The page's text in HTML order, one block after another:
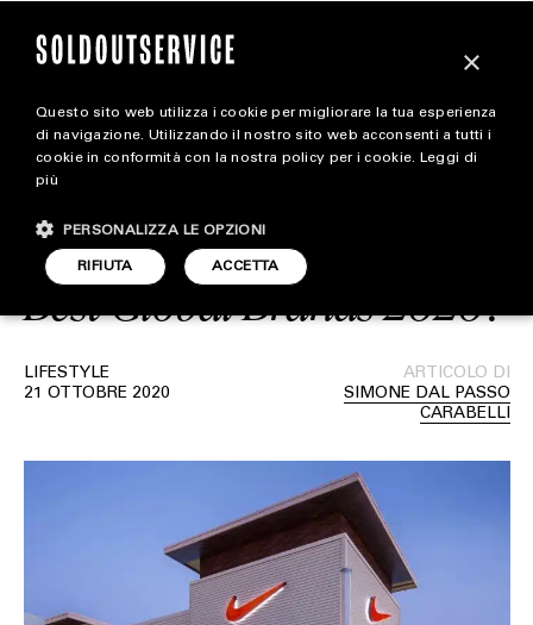
extra
ALL EXTRA
ART & DESIGN
CINEMA
LIFESTYLE
MOTORS
SOUND
SPORT
Quali sono i brand
d’abbigliamento
all’interno della classifica
Best Global Brands 2020?
LIFESTYLE
21 OTTOBRE 2020
ARTICOLO DI
SIMONE DAL PASSO
CARABELLI
×
Questo sito web utilizza i cookie per migliorare la tua esperienza
di navigazione. Utilizzando il nostro sito web acconsenti a tutti i
cookie in conformità con la nostra policy per i cookie. Leggi di
più
ACCETTA
RIFIUTA
PERSONALIZZA LE OPZIONI